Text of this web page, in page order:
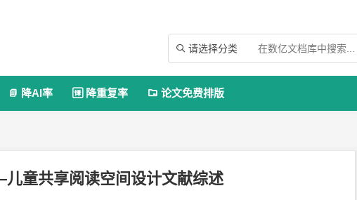
 请选择分类
 降AI率  降重复率  论文免费排版
童共享阅读空间设计文献综述